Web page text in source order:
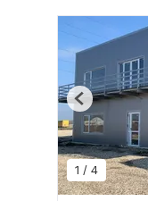
1 / 4
Previous